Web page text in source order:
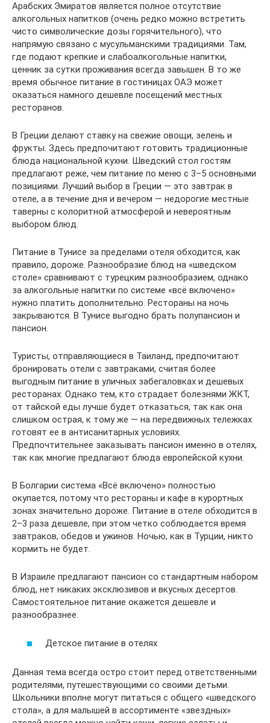
Арабских Эмиратов является полное отсутствие
алкогольных напитков (очень редко можно встретить
чисто символические дозы горячительного), что
напрямую связано с мусульманскими традициями. Там,
где подают крепкие и слабоалкогольные напитки,
ценник за сутки проживания всегда завышен. В то же
время обычное питание в гостиницах ОАЭ может
оказаться намного дешевле посещений местных
ресторанов.
В Греции делают ставку на свежие овощи, зелень и
фрукты. Здесь предпочитают готовить традиционные
блюда национальной кухни. Шведский стол гостям
предлагают реже, чем питание по меню с 3–5 основными
позициями. Лучший выбор в Греции — это завтрак в
отеле, а в течение дня и вечером — недорогие местные
таверны с колоритной атмосферой и невероятным
выбором блюд.
Питание в Тунисе за пределами отеля обходится, как
правило, дороже. Разнообразие блюд на «шведском
столе» сравнивают с турецким разнообразием, однако
за алкогольные напитки по системе «всё включено»
нужно платить дополнительно. Рестораны на ночь
закрываются. В Тунисе выгодно брать полупансион и
пансион.
Туристы, отправляющиеся в Таиланд, предпочитают
бронировать отели с завтраками, считая более
выгодным питание в уличных забегаловках и дешевых
ресторанах. Однако тем, кто страдает болезнями ЖКТ,
от тайской еды лучше будет отказаться, так как она
слишком острая, к тому же — на передвижных тележках
готовят ее в антисанитарных условиях.
Предпочтительнее заказывать пансион именно в отелях,
так как многие предлагают блюда европейской кухни.
В Болгарии система «Всё включено» полностью
окупается, потому что рестораны и кафе в курортных
зонах значительно дороже. Питание в отеле обходится в
2–3 раза дешевле, при этом четко соблюдается время
завтраков, обедов и ужинов. Ночью, как в Турции, никто
кормить не будет.
В Израиле предлагают пансион со стандартным набором
блюд, нет никаких эксклюзивов и вкусных десертов.
Самостоятельное питание окажется дешевле и
разнообразнее.
Детское питание в отелях
Данная тема всегда остро стоит перед ответственными
родителями, путешествующими со своими детьми.
Школьники вполне могут питаться с общего «шведского
стола», а для малышей в ассортименте «звездных»